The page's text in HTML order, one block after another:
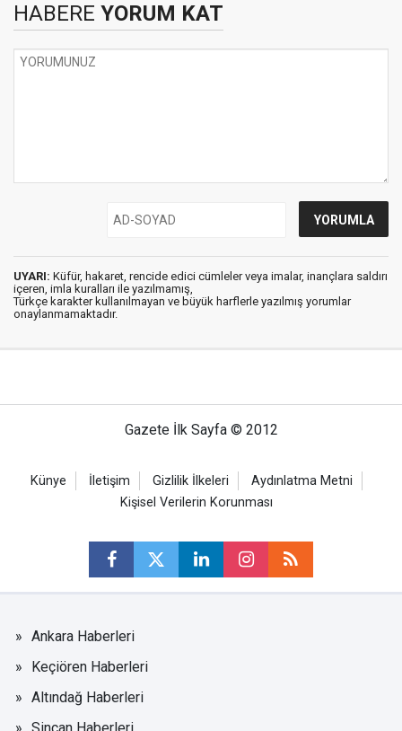
HABERE YORUM KAT
UYARI: Küfür, hakaret, rencide edici cümleler veya imalar, inançlara saldırı
içeren, imla kuralları ile yazılmamış,
Türkçe karakter kullanılmayan ve büyük harflerle yazılmış yorumlar
onaylanmamaktadır.
Gazete İlk Sayfa © 2012
Künye İletişim Gizlilik İlkeleri
Aydınlatma Metni
Kişisel Verilerin Korunması
Ankara Haberleri
Keçiören Haberleri
Altındağ Haberleri